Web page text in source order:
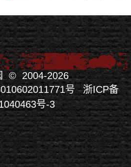
© 2004-2026
号
浙ICP备
号-3